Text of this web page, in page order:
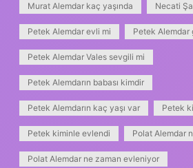
Murat Alemdar kaç yaşında Necati
Petek Alemdar evli mi Petek Alemdar
Petek Alemdar Vales sevgili mi
Petek Alemdarın babası kimdir
Petek Alemdarın kaç yaşı var Petek
Petek kiminle evlendi Polat Alemdar
Polat Alemdar ne zaman evleniyor